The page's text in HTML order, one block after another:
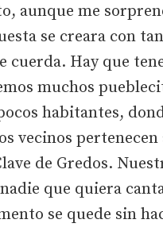
aunque me
se creara con
cuerda. Hay que
muchos
habitantes,
vecinos pertenecen
de Gredos.
que quiera
se quede sin